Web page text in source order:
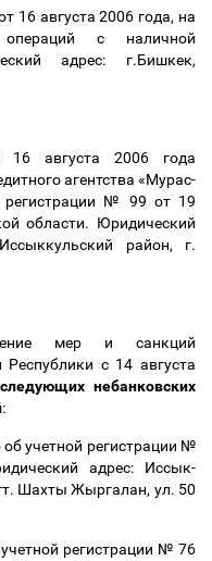
16 августа 2006 года, на
с наличной
адрес: г.Бишкек,
августа 2006 года
агентства «Мурас-
регистрации № 99 от 19
области. Юридический
район, г.
мер и санкций
с 14 августа
небанковских
:
учетной регистрации №
адрес: Иссык-
Шахты Жыргалан, ул. 50
регистрации № 76